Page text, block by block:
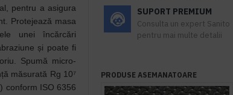
pentru a asigura
Protejează masa
unei încărcări
și poate fi
Spumă micro-
măsurată Rg 10⁷
conform ISO 6356
SUPORT PREMIUM
Consulta un expert Sanito
pentru mai multe detalii
PRODUSE ASEMANATOARE